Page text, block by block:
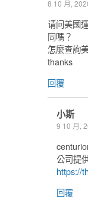
8 10 月,
请问美國
同嗎？
怎麼查詢
thanks
回覆
小斯
9 10 月,
公司提
https://
回覆